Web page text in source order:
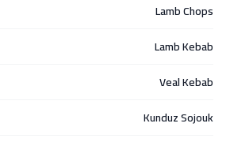
Lamb Chops
Lamb Kebab
Veal Kebab
Kunduz Sojouk